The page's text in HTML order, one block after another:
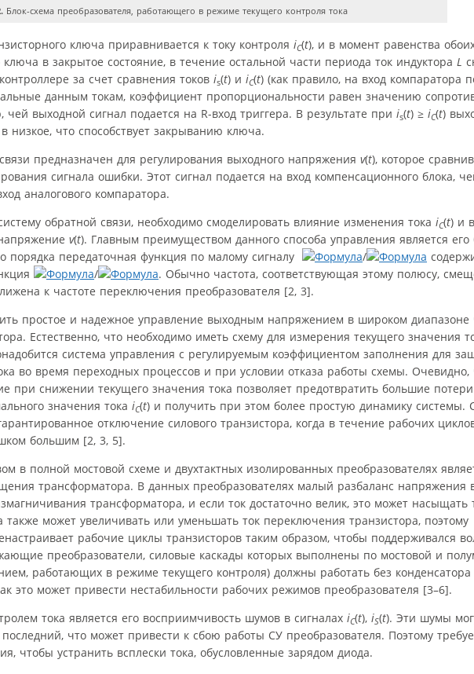
Блок-схема преобразователя, работающего в режиме текущего контроля тока
ключа приравнивается к току контроля iC(t), и в момент равенства
в закрытое состояние, в течение остальной части периода ток индуктора L
за счет сравнения токов is(t) и iC(t) (как правило, на вход компаратора
данным токам, коэффициент пропорциональности равен значению
чей выходной сигнал подается на R-вход триггера. В результате при is(t) ≥ iC(t)
низкое, что способствует закрыванию ключа.
предназначен для регулирования выходного напряжения v(t), которое
сигнала ошибки. Этот сигнал подается на вход компенсационного блока,
аналогового компаратора.
обратной связи, необходимо смоделировать влияние изменения тока iC(t) и
v(t). Главным преимуществом данного способа управления является его
порядка передаточная функция по малому сигналу
/
/
. Обычно частота, соответствующая этому полюсу,
к частоте переключения преобразователя [2, 3].
простое и надежное управление выходным напряжением в широком диапазоне
Естественно, что необходимо иметь схему для измерения текущего значения
система управления с регулируемым коэффициентом заполнения для
во время переходных процессов и при условии отказа работы схемы. Очевидно,
при снижении текущего значения тока позволяет предотвратить большие
значения тока iC(t) и получить при этом более простую динамику системы.
отключение силового транзистора, когда в течение рабочих
большим [2, 3, 5].
в полной мостовой схеме и двухтактных изолированных преобразователях
трансформатора. В данных преобразователях малый разбаланс напряжения
трансформатора, и если ток достаточно велик, это может насыщать
также может увеличивать или уменьшать ток переключения транзистора, поэтому
рабочие циклы транзисторов таким образом, чтобы поддерживался
преобразователи, силовые каскады которых выполнены по мостовой и
работающих в режиме текущего контроля) должны работать без
это может привести нестабильности рабочих режимов преобразователя [3–6].
тока является его восприимчивость шумов в сигналах iC(t), iS(t). Эти шумы
что может привести к сбою работы СУ преобразователя. Поэтому
чтобы устранить всплески тока, обусловленные зарядом диода.